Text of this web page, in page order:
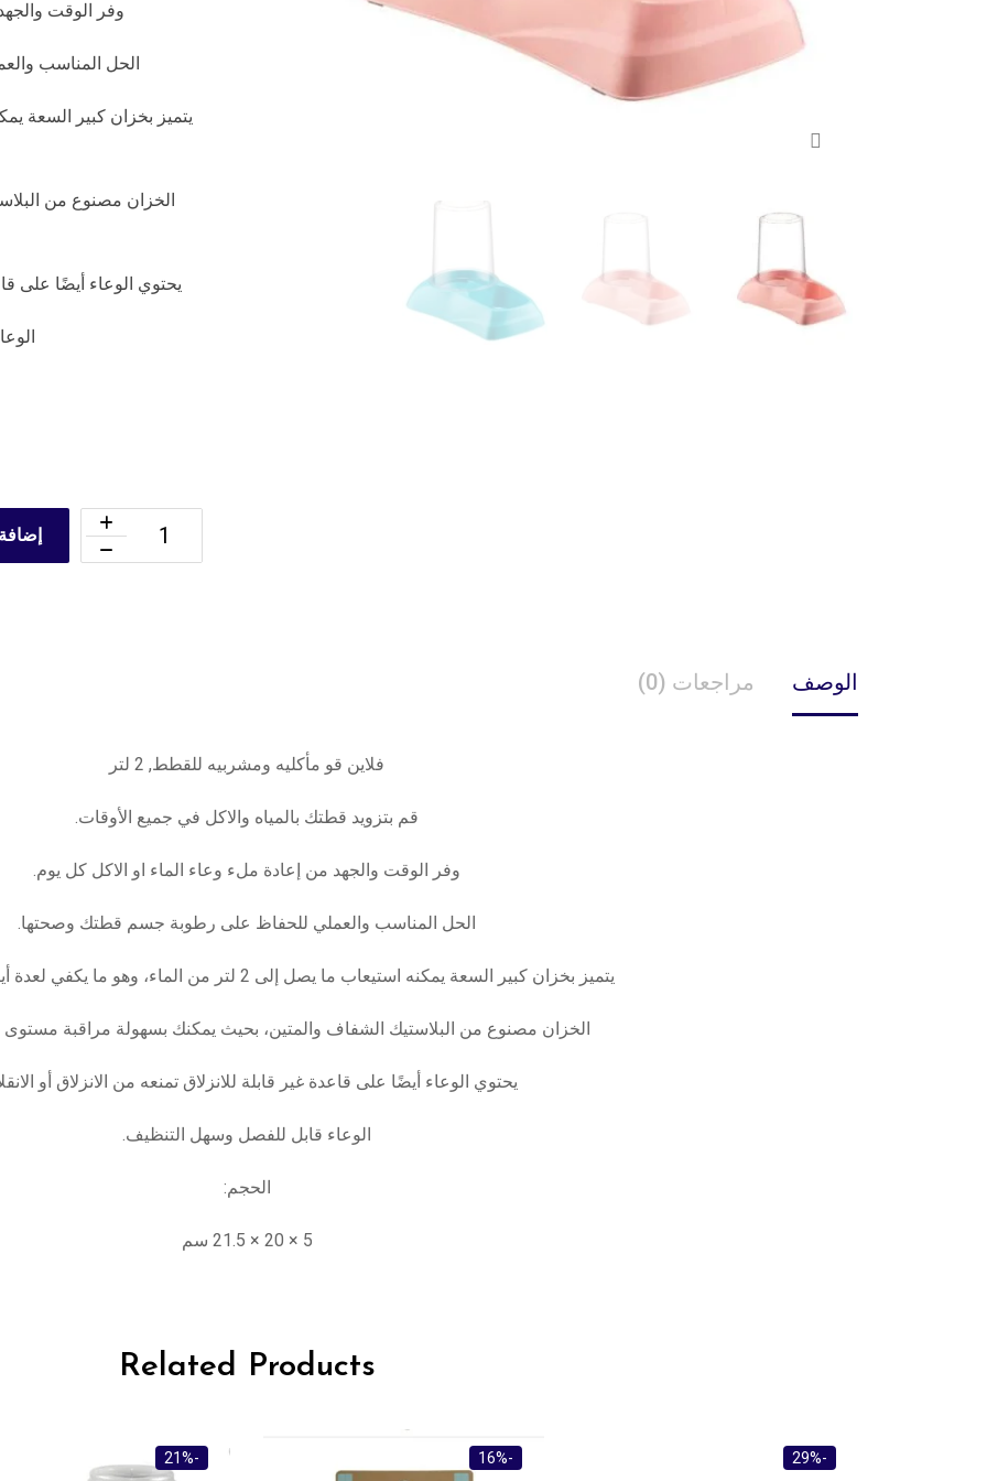
وفر الوقت
الحل المناسب
الخزان مصنوع من
يحتوي الوعاء أيضًا على
الوصف مراجعات (0)
فلاين قو مأكليه ومشربيه للقطط, 2 لتر
قم بتزويد قطتك بالمياه والاكل في جميع الأوقات.
وفر الوقت والجهد من إعادة ملء وعاء الماء او الاكل كل يوم.
الحل المناسب والعملي للحفاظ على رطوبة جسم قطتك وصحتها.
يتميز بخزان كبير السعة يمكنه استيعاب ما يصل إلى 2 لتر من الماء، وهو ما يكفي لعدة أيام من الاستخدام.
الخزان مصنوع من البلاستيك الشفاف والمتين، بحيث يمكنك بسهولة مراقبة مستوى
يحتوي الوعاء أيضًا على قاعدة غير قابلة للانزلاق تمنعه من الانزلاق أو
الوعاء قابل للفصل وسهل التنظيف.
الحجم:
5 × 20 × 21.5 سم
Related Products
-16%
-21%
-5%